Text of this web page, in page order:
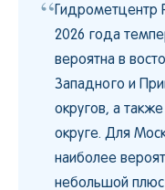
“Гидрометцентр
2026 года
вероятна в
Западного и
округов, а
округе. Для
наиболее
небольшой